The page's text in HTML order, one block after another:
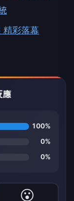
精彩落幕
應
100%
0%
0%
😮